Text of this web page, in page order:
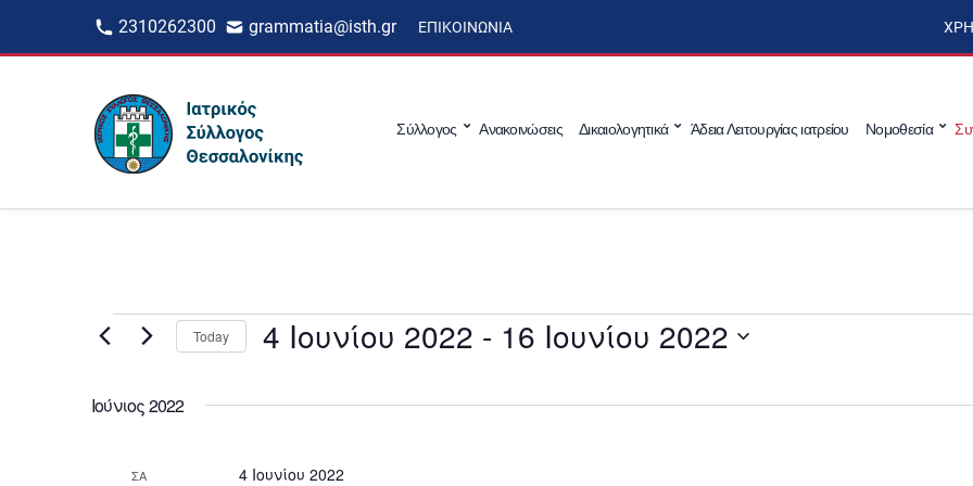
2310262300 grammatia@isth.gr ΕΠΙΚΟΙΝΩΝΊΑ
Σύλλογος Ανακοινώσεις Δικαιολογητικά Άδεια Λειτουργίας ιατρείου Νομοθεσία
Events Today 4 Ιουνίου 2022 - 16 Ιουνίου 2022
d
Ιούνιος 2022
ΣΑ 4 Ιουνίου 2022